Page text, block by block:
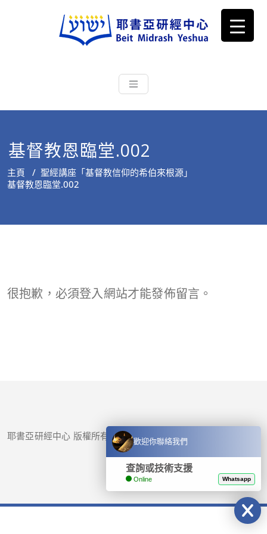
耶書亞研經中心
根源明白聖經，成為更好的門徒
基督教恩臨堂.002
主頁 / 聖經講座「基督教信仰的希伯來根源」
基督教恩臨堂.002
很抱歉，必須登入網站才能發佈留言。
耶書亞研經中心 版權所有 © 2017-2026
歡迎你聯絡我們
查詢或技術支援
Online Whatsapp